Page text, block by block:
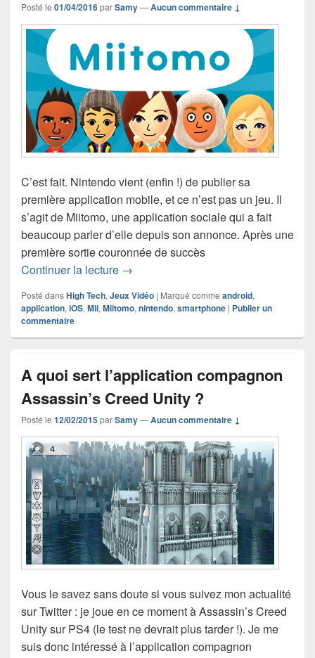
Posté le 01/04/2016parSamy—Aucun commentaire ↓
C’est fait. Nintendo vient (enfin !) de publier sa
première application mobile, et ce n’est pas un jeu. Il
s’agit de Miitomo, une application sociale qui a fait
beaucoup parler d’elle depuis son annonce. Après une
première sortie couronnée de succès
Continuer la lecture L’application Miitomo est disponible
→
Posté dansHigh Tech, Jeux Vidéo | Marqué comme android,
application, iOS, Mii, Miitomo, nintendo, smartphone | Publier un
commentaire
A quoi sert l’application compagnon
Assassin’s Creed Unity ?
Posté le 12/02/2015parSamy—Aucun commentaire ↓
Vous le savez sans doute si vous suivez mon actualité
sur Twitter : je joue en ce moment à Assassin’s Creed
Unity sur PS4 (le test ne devrait plus tarder !). Je me
suis donc intéressé à l’application compagnon